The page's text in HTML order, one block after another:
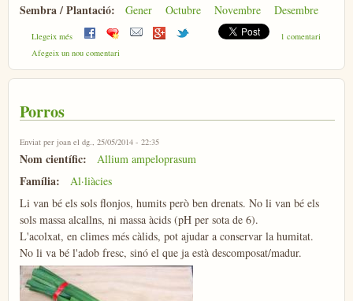
Sembra / Plantació: Gener Octubre Novembre Desembre
Llegeix més
sobre Faves
1 comentari
Afegeix un nou comentari
Porros
Enviat per joan el dg., 25/05/2014 - 22:35
Nom científic: Allium ampeloprasum
Família:
Al·liàcies
Li van bé els sols flonjos, humits però ben drenats. No li van bé els
sols massa alcallns, ni massa àcids (pH per sota de 6).
L'acolxat, en climes més càlids, pot ajudar a conservar la humitat.
No li va bé l'adob fresc, sinó el que ja està descomposat/madur.